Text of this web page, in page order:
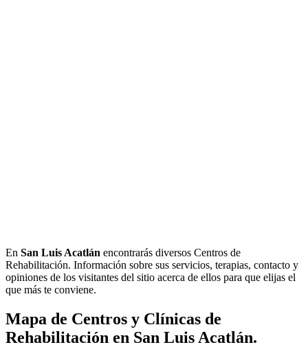
En San Luis Acatlán encontrarás diversos Centros de
Rehabilitación. Información sobre sus servicios, terapias, contacto y
opiniones de los visitantes del sitio acerca de ellos para que elijas el
que más te conviene.
Mapa de Centros y Clínicas de
Rehabilitación en San Luis Acatlán.